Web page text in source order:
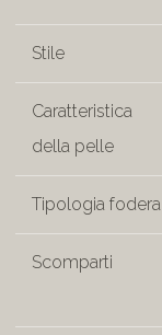
Stile
Caratteristica
della pelle
Tipologia fodera
Scomparti